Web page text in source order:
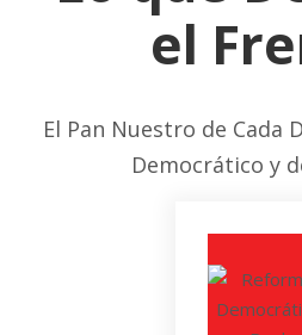
el
El Pan Nuestro de Cada
Democrático y